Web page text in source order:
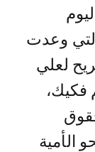
وعدت
لعلي
فكيك،
الأمية